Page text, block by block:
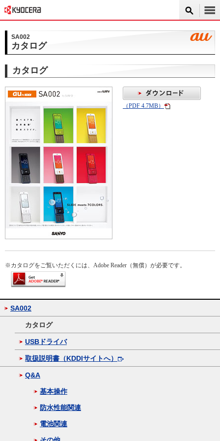
SA002
カタログ
カタログ
（PDF 4.7MB）
※カタログをご覧いただくには、Adobe Reader（無償）が必要です。
SA002
カタログ
USBドライバ
取扱説明書（KDDIサイトへ）
Q&A
基本操作
防水性能関連
電池関連